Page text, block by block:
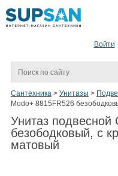
Войти
Сантехника > Унитазы >
Modo+ 8815FR526
Унитаз подвесной
безободковый, с
матовый